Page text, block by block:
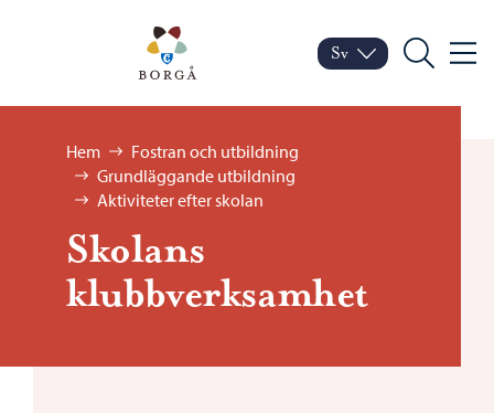
Porvoo – Gå till
Byt språk
Nuvarande språk:
Sv
Sök Meny
Bläddra:
Hem
Fostran och utbildning
Grundläggande utbildning
Aktiviteter efter skolan
Skolans
klubbverksamhet